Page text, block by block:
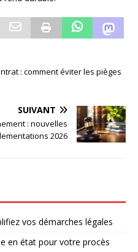
: comment éviter les pièges
SUIVANT
: nouvelles
2026
vos démarches légales
en état pour votre procès